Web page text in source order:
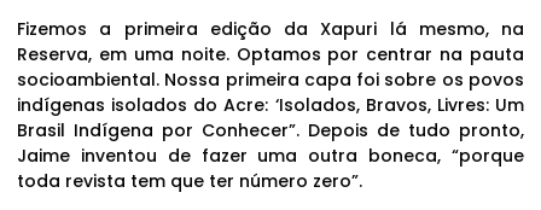
Fizemos a primeira edição da Xapuri lá mesmo, na
Reserva, em uma noite. Optamos por centrar na pauta
socioambiental. Nossa primeira capa foi sobre os povos
indígenas isolados do Acre: ‘Isolados, Bravos, Livres: Um
Brasil Indígena por Conhecer”. Depois de tudo pronto,
Jaime inventou de fazer uma outra boneca, “porque
toda revista tem que ter número zero”.